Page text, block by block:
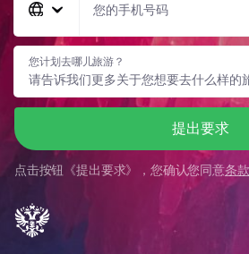
您的手机号码
您计划去哪儿旅游？
提出要求
点击按钮《提出要求》，您确认您同意条